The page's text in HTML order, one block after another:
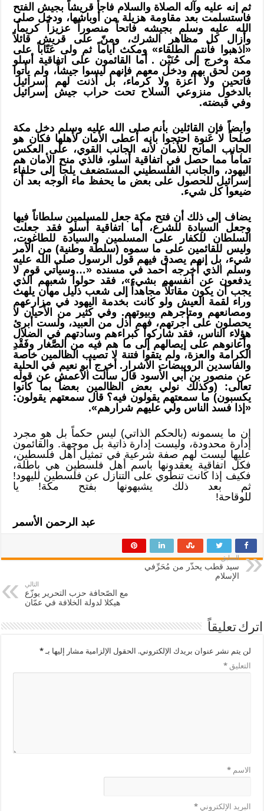
ثم إنه عليه وآله الصلاة والسلام فاجأ قريشاً بجيش الفتح
فاستسلمت بعد مقاومة هزيلة من أوباشها، ودخل صلى
الله عليه وسلم بجيشه فاتحاً منصوراً عزيزاً كريماً،
وأزال كل مظاهر الشرك، ومنّ على قريش قائلاً
«اذهبوا فأنتم الطلقاء» ومكث أياماً ثم ولى عَتّاباً على
مكة وخرج إلى حُنَيْن . أما القائمون على اتفاقية أسلو
ومن لحق بهم ودخل معهم فإنهم ليسوا جيشاً، ولم يأتوا
فاتحين ولا أعزة ولا كرماء، بل أذنت لهم إسرائيل
بالدخول منزوعي السلاح تحت حراب جيش إسرائيل
وفي قبضته.
وأيضاً فإن القائلين بأنه صلى الله عليه وسلم دخل مكة
صلحاً لا عَنوة احتجوا بأنه أعطى الأمان لأهلها فكان هو
الجانب المانح للأمان لأنه الجانب القوي، على العكس
تماماً مما حصل في اتفاقية أسلو، فالذي منح الأمان هم
اليهود، والجانب الفلسطيني المستضعف يلجأ إلى حلفاء
إسرائيل للحصول على بعض ما يحفظ ماء الوجه بعد أن
ضيعوا كل شيء.
يضاف إلى ذلك أن فتح مكة جعل للمسلمين سلطاناً فيها
وجعل السيادة للشرع، أما اتفاقية أسلو فقد جعلت
السلطان للكفار على المسلمين والسيادة للطاغوت،
وليس للقائمين على ما سموه (سلطة وطنية) من الأمر
شيء، بل إنهم يصدق فيهم قول الرسول صلى الله عليه
وسلم الذي أخرجه أحمد في مسنده «…وسيأتي قوم لا
يدفعون عن أنفسهم بشيء»، فقد حولوا شعبهم الذي
يجب أن يكون مقاتلاً مجاهداً إلى شعب ذليل مهان يلهث
وراء لقمة العيش ولو كانت بخدمة اليهود في مزارعهم
ومصانعهم ومتاجرهم وبيوتهم. وفي كثير من الأحيان لا
يحصلون على أجرتهم، فهم أذل من العبيد، ولست أبرئ
هؤلاء الناس، فقد شاركوا كبراءهم وسادتهم في الضلال
وأعانوهم على إيصالهم إلى ما هم فيه من الصَّغار وفَقْدِ
الكرامة والعزة، ولم يتقوا فتنة لا تصيب الظالمين خاصة
والفاسدين الرويبضات الأشرار. أخرج أبو نعيم في الحلية
عن منصور بن أبي الأسود قال سألت الأعمش عن قوله
تعالى:
(وكذلك نولي بعض الظالمين بعضاً بما كانوا
يكسبون) ما سمعتهم يقولون فيه؟ قال سمعتهم يقولون:
«إذا فسد الناس ولي عليهم شرارهم».
إن ما يسمونه (بالحكم الذاتي) ليس حكماً بل هو مجرد
إدارة محدودة، وليست إدارة ذاتية بل موجهة. والقائمون
عليها ليست لهم صفة شرعية في تمثيل أهل فلسطين،
فكل اتفاقية يعقدونها باسم أهل فلسطين هي باطلة،
فكيف إذا كانت تنطوي على التنازل عن فلسطين لليهود!
ثم بعد ذلك يشبهونها بفتح مكة! يا
للوقاحة!
عبد الرحمن الأسمر
السابق
سيد قطب يحذّر من مُحَرِّفي
الإسلام
التالي
مع الصّحافة حزب التحرير يوزّع
هيكلا لدولة الخلافة في عمّان
اترك تعليقاً
لن يتم نشر عنوان بريدك الإلكتروني. الحقول الإلزامية مشار إليها بـ*
التعليق*
الاسم*
البريد الإلكتروني*